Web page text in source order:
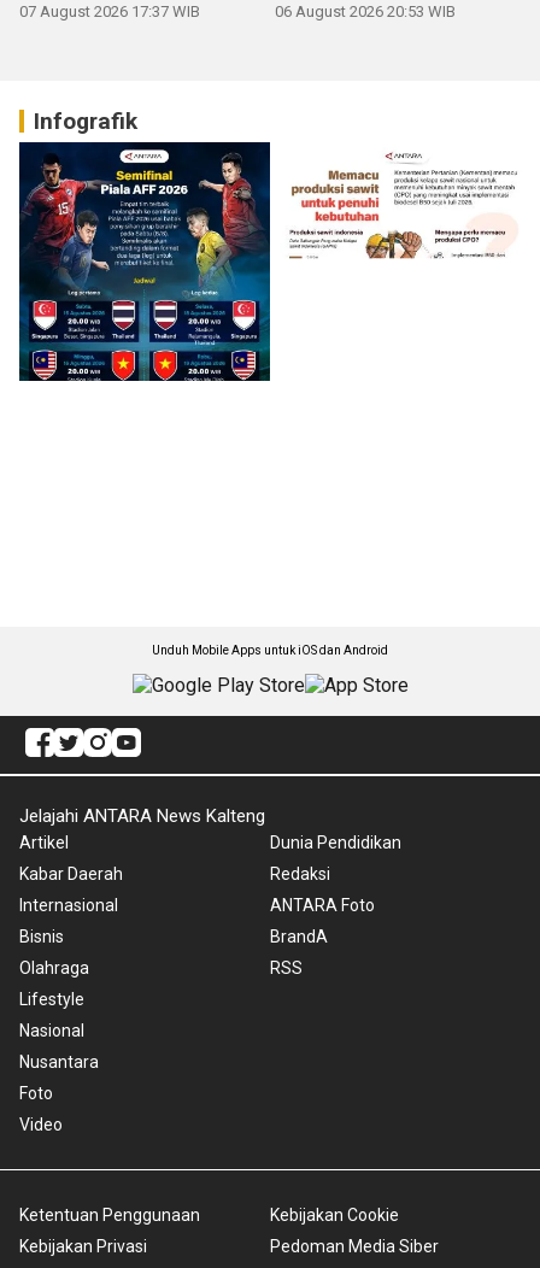
07 August 2026 17:37 WIB 06 August 2026 20:53 WIB
Infografik
Unduh Mobile Apps untuk iOS dan Android
Jelajahi ANTARA News Kalteng
Artikel
Kabar Daerah
Internasional
Bisnis
Olahraga
Lifestyle
Nasional
Nusantara
Foto
Video
Dunia Pendidikan
Redaksi
ANTARA Foto
BrandA
RSS
Ketentuan Penggunaan
Kebijakan Privasi
Kebijakan Cookie
Pedoman Media Siber